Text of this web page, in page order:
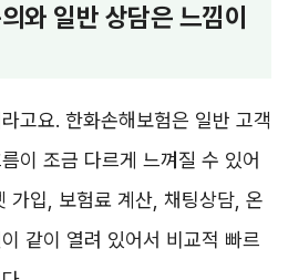
와 일반 상담은 느낌이
고요. 한화손해보험은 일반 고객
이 조금 다르게 느껴질 수 있어
가입, 보험료 계산, 채팅상담, 온
같이 열려 있어서 비교적 빠르